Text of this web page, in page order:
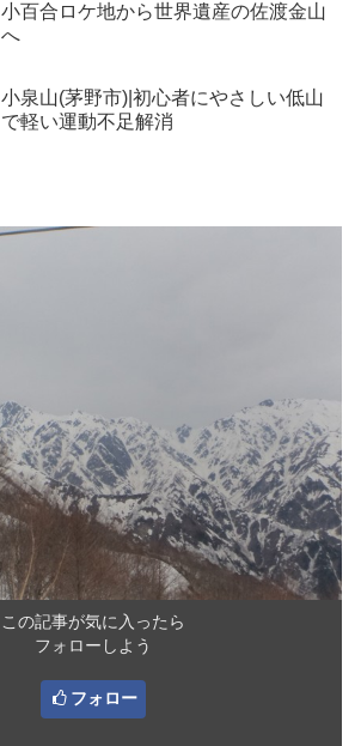
小百合ロケ地から世界遺産の佐渡金山
へ
小泉山(茅野市)|初心者にやさしい低山
で軽い運動不足解消
この記事が気に入ったら
フォローしよう
フォロー